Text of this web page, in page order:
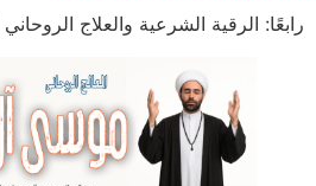
رابعًا: الرقية الشرعية والعلاج